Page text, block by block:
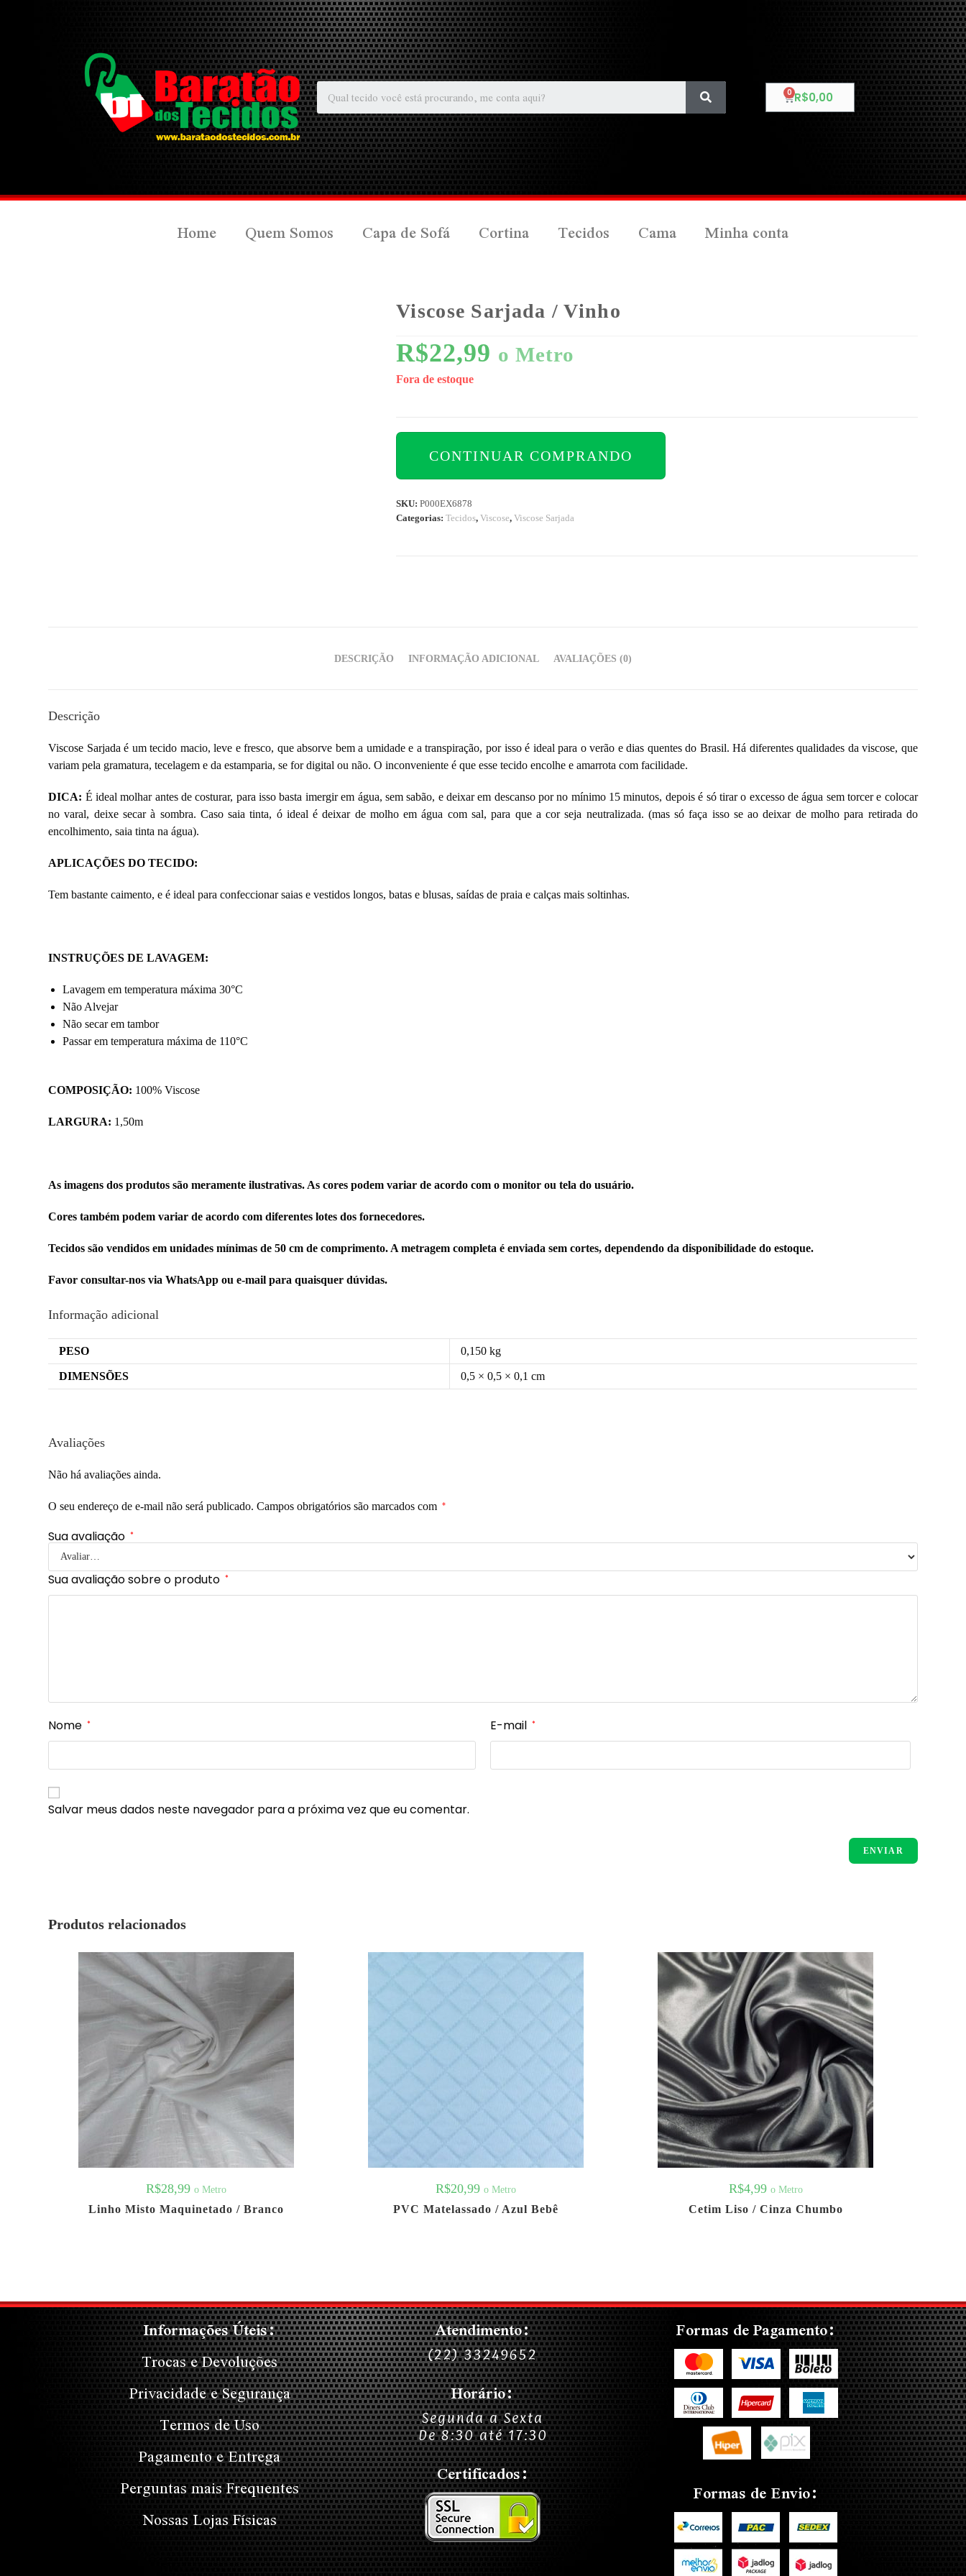
R$0,00
Home Quem Somos Capa de Sofá Cortina Tecidos Cama Minha conta
Viscose Sarjada / Vinho
R$22,99 o Metro
Fora de estoque
CONTINUAR COMPRANDO
SKU:P000EX6878
Categorias:Tecidos,Viscose,Viscose Sarjada
DESCRIÇÃO INFORMAÇÃO ADICIONAL AVALIAÇÕES (0)
Descrição
Viscose Sarjada é um tecido macio, leve e fresco, que absorve bem a umidade e a transpiração, por isso é ideal para o verão e dias quentes do Brasil. Há diferentes qualidades da viscose, que
variam pela gramatura, tecelagem e da estamparia, se for digital ou não. O inconveniente é que esse tecido encolhe e amarrota com facilidade.
DICA: É ideal molhar antes de costurar, para isso basta imergir em água, sem sabão, e deixar em descanso por no mínimo 15 minutos, depois é só tirar o excesso de água sem torcer e colocar
no varal, deixe secar à sombra. Caso saia tinta, ó ideal é deixar de molho em água com sal, para que a cor seja neutralizada. (mas só faça isso se ao deixar de molho para retirada do
encolhimento, saia tinta na água).
APLICAÇÕES DO TECIDO:
Tem bastante caimento, e é ideal para confeccionar saias e vestidos longos, batas e blusas, saídas de praia e calças mais soltinhas.
INSTRUÇÕES DE LAVAGEM:
Lavagem em temperatura máxima 30°C
Não Alvejar
Não secar em tambor
Passar em temperatura máxima de 110°C
COMPOSIÇÃO: 100% Viscose
LARGURA: 1,50m
As imagens dos produtos são meramente ilustrativas. As cores podem variar de acordo com o monitor ou tela do usuário.
Cores também podem variar de acordo com diferentes lotes dos fornecedores.
Tecidos são vendidos em unidades mínimas de 50 cm de comprimento. A metragem completa é enviada sem cortes, dependendo da disponibilidade do estoque.
Favor consultar-nos via WhatsApp ou e-mail para quaisquer dúvidas.
Informação adicional
PESO 0,150 kg
DIMENSÕES 0,5 × 0,5 × 0,1 cm
Avaliações
Não há avaliações ainda.
O seu endereço de e-mail não será publicado. Campos obrigatórios são marcados com *
Sua avaliação *
Sua avaliação sobre o produto *
Nome * E-mail *
Salvar meus dados neste navegador para a próxima vez que eu comentar.
Produtos relacionados
R$28,99 o Metro
Linho Misto Maquinetado / Branco
R$20,99 o Metro
PVC Matelassado / Azul Bebê
R$4,99 o Metro
Cetim Liso / Cinza Chumbo
Informações Úteis:
Trocas e Devoluções
Privacidade e Segurança
Termos de Uso
Pagamento e Entrega
Perguntas mais Frequentes
Nossas Lojas Físicas
Atendimento:
(22) 33249652
Horário:
Segunda a Sexta
De 8:30 até 17:30
Certificados:
Formas de Pagamento:
Formas de Envio: